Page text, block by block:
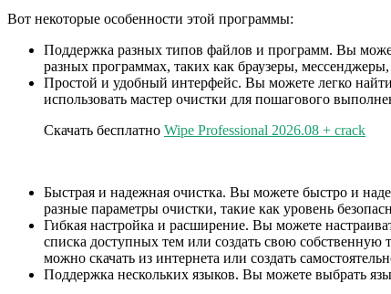
Вот некоторые особенности этой программы:
Поддержка разных типов файлов и программ. Вы
разных программах, таких как браузеры,
Простой и удобный интерфейс. Вы можете легко
использовать мастер очистки для пошагового
Скачать бесплатно Wipe Professional 2026.08 + crack
Быстрая и надежная очистка. Вы можете быстро и
разные параметры очистки, такие как уровень
Гибкая настройка и расширение. Вы можете
списка доступных тем или создать свою
можно скачать из интернета или создать
Поддержка нескольких языков. Вы можете выбрать